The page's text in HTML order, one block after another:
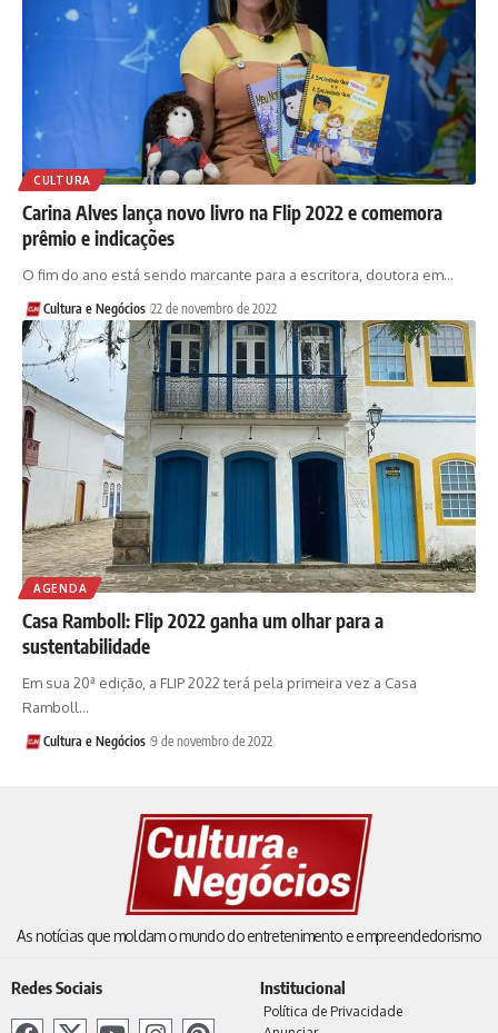
CULTURA
Carina Alves lança novo livro na Flip 2022 e comemora
prêmio e indicações
O fim do ano está sendo marcante para a escritora, doutora em…
Cultura e Negócios 22 de novembro de 2022
AGENDA
Casa Ramboll: Flip 2022 ganha um olhar para a
sustentabilidade
Em sua 20ª edição, a FLIP 2022 terá pela primeira vez a Casa
Ramboll…
Cultura e Negócios 9 de novembro de 2022
As notícias que moldam o mundo do entretenimento e empreendedorismo
Redes Sociais Institucional
Política de Privacidade